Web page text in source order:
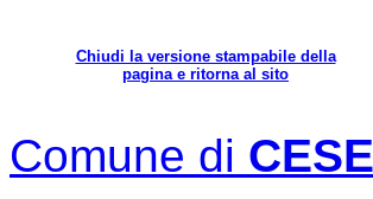
Chiudi la versione stampabile della
pagina e ritorna al sito
Comune di